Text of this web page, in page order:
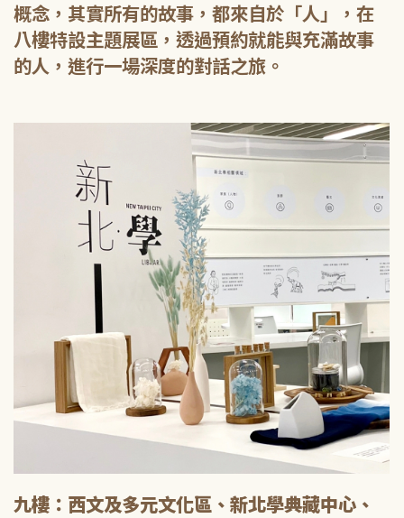
概念，其實所有的故事，都來自於「人」，在
八樓特設主題展區，透過預約就能與充滿故事
的人，進行一場深度的對話之旅。
九樓：西文及多元文化區、新北學典藏中心、